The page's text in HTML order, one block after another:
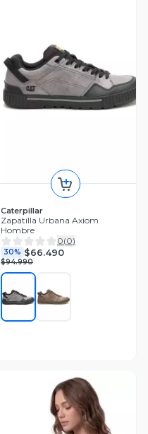
Caterpillar
Zapatilla Urbana Axiom
Hombre
0(0)
30% $66.490
$94.990